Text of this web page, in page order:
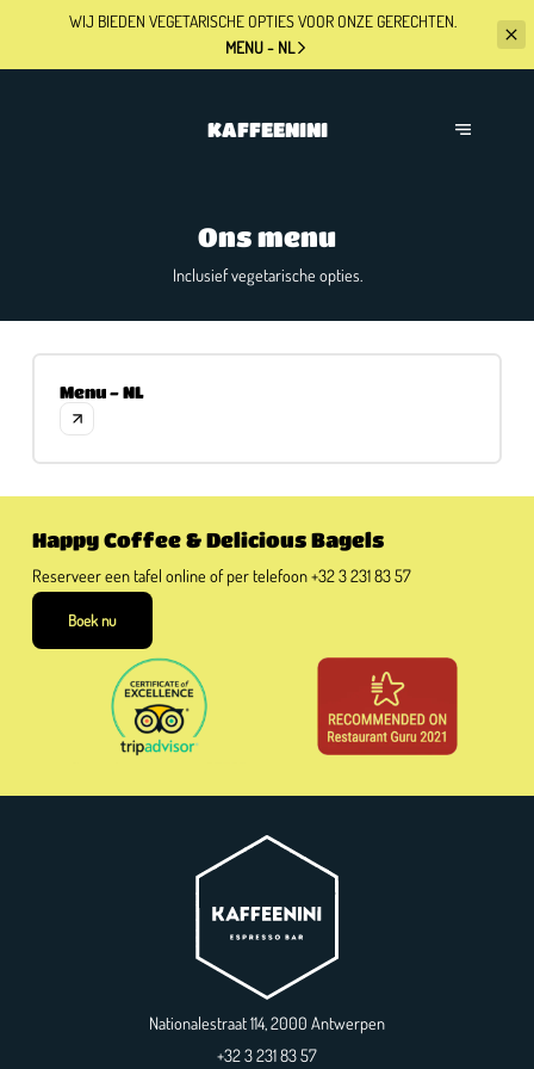
WIJ BIEDEN VEGETARISCHE OPTIESVOOR ONZE GERECHTEN.
MENU - NL
KAFFEENINI
Ons menu
Inclusief vegetarische opties.
Menu - NL
Happy Coffee & Delicious Bagels
Reserveer een tafel online of per telefoon+32 3 231 83 57
Boek nu
Nationalestraat 114, 2000 Antwerpen
+32 3 231 83 57